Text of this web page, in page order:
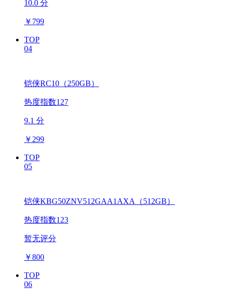
10.0 分
￥ 799
TOP
04
铠侠RC10（250GB）
热度指数127
9.1 分
￥ 299
TOP
05
铠侠KBG50ZNV512GAA1AXA（512GB）
热度指数123
暂无评分
￥800
TOP
06